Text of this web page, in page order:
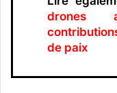
drones
de paix